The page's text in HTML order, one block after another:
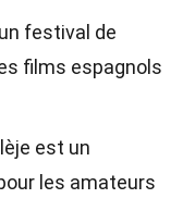
festival de
films espagnols
est un
les amateurs